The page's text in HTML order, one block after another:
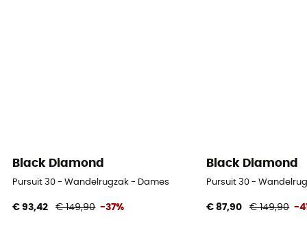
Black Diamond
Pursuit 30 - Wandelrugzak - Dames
€ 93,42 € 149,90 -37%
Black Diamond
Pursuit 30 -
€ 87,90 € 149,90 -